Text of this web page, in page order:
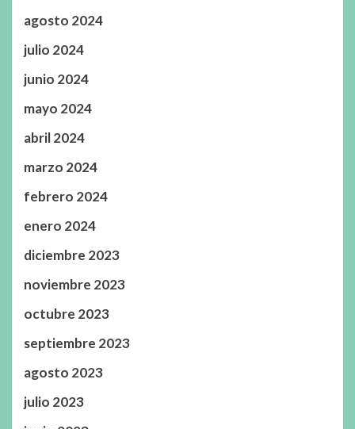
agosto 2024
julio 2024
junio 2024
mayo 2024
abril 2024
marzo 2024
febrero 2024
enero 2024
diciembre 2023
noviembre 2023
octubre 2023
septiembre 2023
agosto 2023
julio 2023